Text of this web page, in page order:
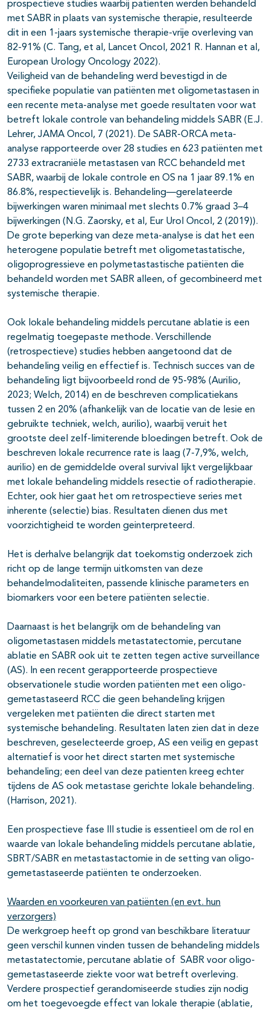
prospectieve studies waarbij patienten werden behandeld
met SABR in plaats van systemische therapie, resulteerde
dit in een 1-jaars systemische therapie-vrije overleving van
82-91% (C. Tang, et al, Lancet Oncol, 2021 R. Hannan et al,
European Urology Oncology 2022).
Veiligheid van de behandeling werd bevestigd in de
specifieke populatie van patiënten met oligometastasen in
een recente meta-analyse met goede resultaten voor wat
betreft lokale controle van behandeling middels SABR (E.J.
Lehrer, JAMA Oncol, 7 (2021). De SABR-ORCA meta-
analyse rapporteerde over 28 studies en 623 patiënten met
2733 extracraniële metastasen van RCC behandeld met
SABR, waarbij de lokale controle en OS na 1 jaar 89.1% en
86.8%, respectievelijk is. Behandeling—gerelateerde
bijwerkingen waren minimaal met slechts 0.7% graad 3–4
bijwerkingen (N.G. Zaorsky, et al, Eur Urol Oncol, 2 (2019)).
De grote beperking van deze meta-analyse is dat het een
heterogene populatie betreft met oligometastatische,
oligoprogressieve en polymetastastische patiënten die
behandeld worden met SABR alleen, of gecombineerd met
systemische therapie.
Ook lokale behandeling middels percutane ablatie is een
regelmatig toegepaste methode. Verschillende
(retrospectieve) studies hebben aangetoond dat de
behandeling veilig en effectief is. Technisch succes van de
behandeling ligt bijvoorbeeld rond de 95-98% (Aurilio,
2023; Welch, 2014) en de beschreven complicatiekans
tussen 2 en 20% (afhankelijk van de locatie van de lesie en
gebruikte techniek, welch, aurilio), waarbij veruit het
grootste deel zelf-limiterende bloedingen betreft. Ook de
beschreven lokale recurrence rate is laag (7-7,9%, welch,
aurilio) en de gemiddelde overal survival lijkt vergelijkbaar
met lokale behandeling middels resectie of radiotherapie.
Echter, ook hier gaat het om retrospectieve series met
inherente (selectie) bias. Resultaten dienen dus met
voorzichtigheid te worden geinterpreteerd.
Het is derhalve belangrijk dat toekomstig onderzoek zich
richt op de lange termijn uitkomsten van deze
behandelmodaliteiten, passende klinische parameters en
biomarkers voor een betere patiënten selectie.
Daarnaast is het belangrijk om de behandeling van
oligometastasen middels metastatectomie, percutane
ablatie en SABR ook uit te zetten tegen active surveillance
(AS). In een recent gerapporteerde prospectieve
observationele studie worden patiënten met een oligo-
gemetastaseerd RCC die geen behandeling krijgen
vergeleken met patiënten die direct starten met
systemische behandeling. Resultaten laten zien dat in deze
beschreven, geselecteerde groep, AS een veilig en gepast
alternatief is voor het direct starten met systemische
behandeling; een deel van deze patienten kreeg echter
tijdens de AS ook metastase gerichte lokale behandeling.
(Harrison, 2021).
Een prospectieve fase III studie is essentieel om de rol en
waarde van lokale behandeling middels percutane ablatie,
SBRT/SABR en metastastactomie in de setting van oligo-
gemetastaseerde patiënten te onderzoeken.
Waarden en voorkeuren van patiënten (en evt. hun
verzorgers)
De werkgroep heeft op grond van beschikbare literatuur
geen verschil kunnen vinden tussen de behandeling middels
metastatectomie, percutane ablatie of SABR voor oligo-
gemetastaseerde ziekte voor wat betreft overleving.
Verdere prospectief gerandomiseerde studies zijn nodig
om het toegevoegde effect van lokale therapie (ablatie,